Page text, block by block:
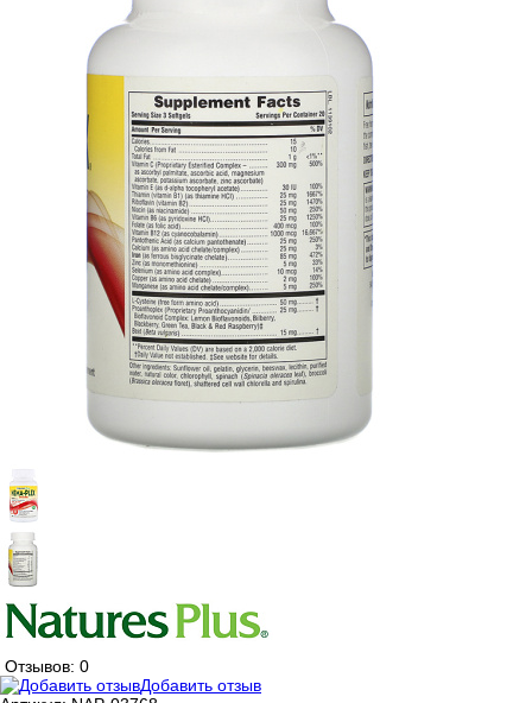
Отзывов: 0
Добавить отзыв